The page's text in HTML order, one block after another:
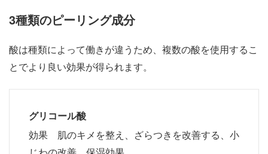
3種類のピーリング成分
酸は種類によって働きが違うため、複数の酸を使用するこ
とでより良い効果が得られます。
グリコール酸
効果 肌のキメを整え、ざらつきを改善する、小